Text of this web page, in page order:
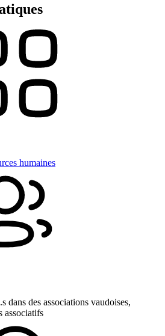
humaines
dans des associations vaudoises,
associatifs